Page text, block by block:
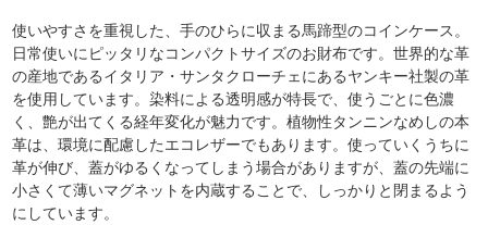
使いやすさを重視した、手のひらに収まる馬蹄型のコインケース。
日常使いにピッタリなコンパクトサイズのお財布です。世界的な革
の産地であるイタリア・サンタクローチェにあるヤンキー社製の革
を使用しています。染料による透明感が特長で、使うごとに色濃
く、艶が出てくる経年変化が魅力です。植物性タンニンなめしの本
革は、環境に配慮したエコレザーでもあります。使っていくうちに
革が伸び、蓋がゆるくなってしまう場合がありますが、蓋の先端に
小さくて薄いマグネットを内蔵することで、しっかりと閉まるよう
にしています。